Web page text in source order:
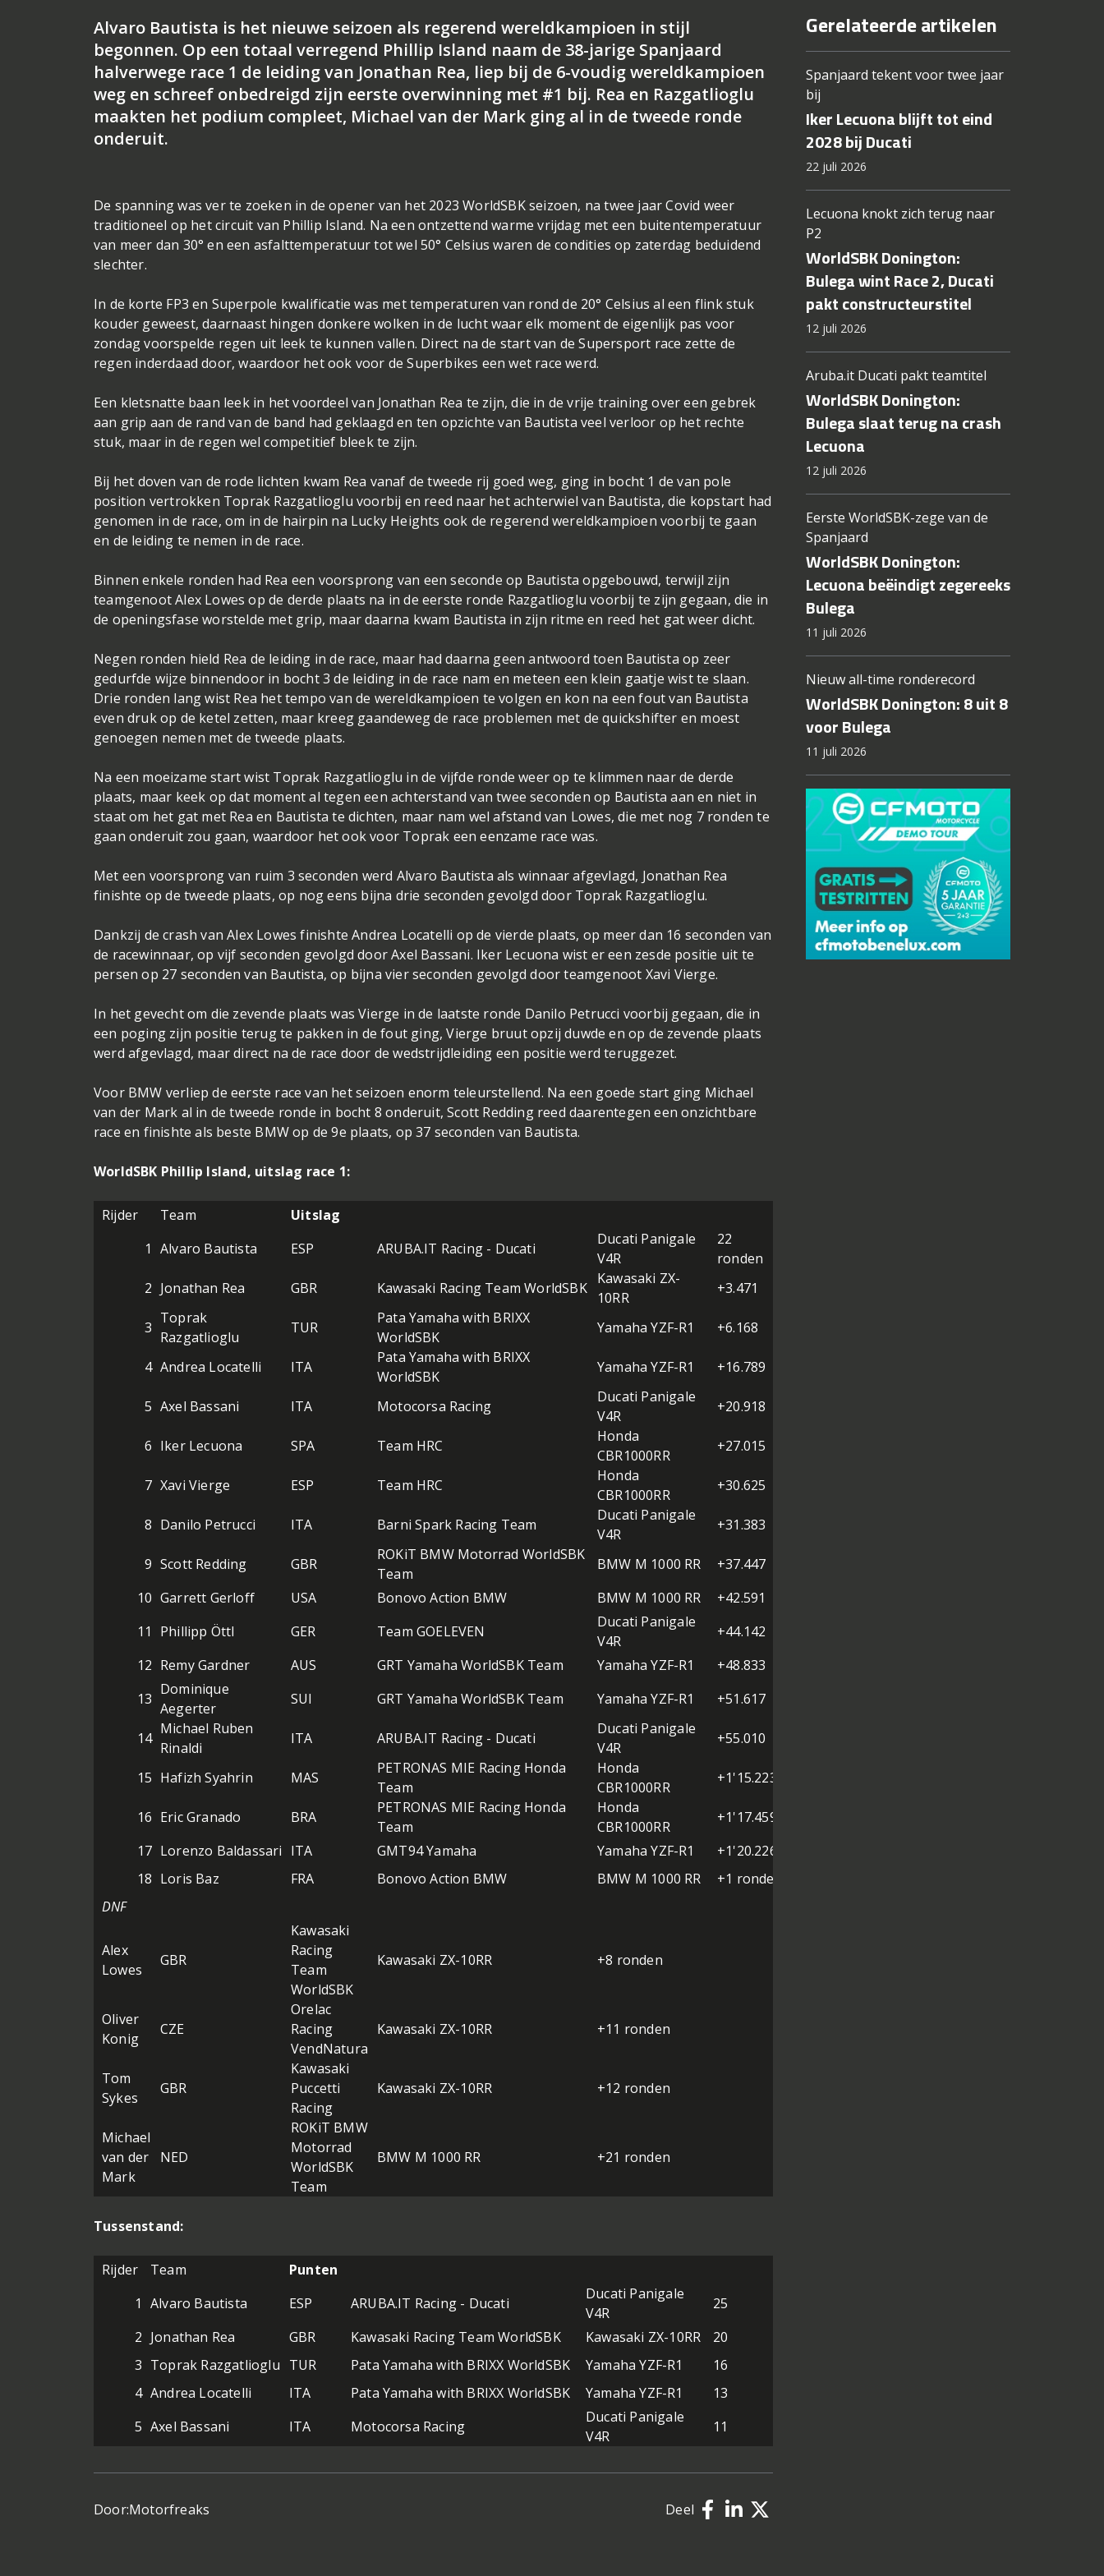
Alvaro Bautista is het nieuwe seizoen als regerend wereldkampioen in stijl
begonnen. Op een totaal verregend Phillip Island naam de 38-jarige Spanjaard
halverwege race 1 de leiding van Jonathan Rea, liep bij de 6-voudig wereldkampioen
weg en schreef onbedreigd zijn eerste overwinning met #1 bij. Rea en Razgatlioglu
maakten het podium compleet, Michael van der Mark ging al in de tweede ronde
onderuit.
De spanning was ver te zoeken in de opener van het 2023 WorldSBK seizoen, na twee jaar Covid weer
traditioneel op het circuit van Phillip Island. Na een ontzettend warme vrijdag met een buitentemperatuur
van meer dan 30° en een asfalttemperatuur tot wel 50° Celsius waren de condities op zaterdag beduidend
slechter.
In de korte FP3 en Superpole kwalificatie was met temperaturen van rond de 20° Celsius al een flink stuk
kouder geweest, daarnaast hingen donkere wolken in de lucht waar elk moment de eigenlijk pas voor
zondag voorspelde regen uit leek te kunnen vallen. Direct na de start van de Supersport race zette de
regen inderdaad door, waardoor het ook voor de Superbikes een wet race werd.
Een kletsnatte baan leek in het voordeel van Jonathan Rea te zijn, die in de vrije training over een gebrek
aan grip aan de rand van de band had geklaagd en ten opzichte van Bautista veel verloor op het rechte
stuk, maar in de regen wel competitief bleek te zijn.
Bij het doven van de rode lichten kwam Rea vanaf de tweede rij goed weg, ging in bocht 1 de van pole
position vertrokken Toprak Razgatlioglu voorbij en reed naar het achterwiel van Bautista, die kopstart had
genomen in de race, om in de hairpin na Lucky Heights ook de regerend wereldkampioen voorbij te gaan
en de leiding te nemen in de race.
Binnen enkele ronden had Rea een voorsprong van een seconde op Bautista opgebouwd, terwijl zijn
teamgenoot Alex Lowes op de derde plaats na in de eerste ronde Razgatlioglu voorbij te zijn gegaan, die in
de openingsfase worstelde met grip, maar daarna kwam Bautista in zijn ritme en reed het gat weer dicht.
Negen ronden hield Rea de leiding in de race, maar had daarna geen antwoord toen Bautista op zeer
gedurfde wijze binnendoor in bocht 3 de leiding in de race nam en meteen een klein gaatje wist te slaan.
Drie ronden lang wist Rea het tempo van de wereldkampioen te volgen en kon na een fout van Bautista
even druk op de ketel zetten, maar kreeg gaandeweg de race problemen met de quickshifter en moest
genoegen nemen met de tweede plaats.
Na een moeizame start wist Toprak Razgatlioglu in de vijfde ronde weer op te klimmen naar de derde
plaats, maar keek op dat moment al tegen een achterstand van twee seconden op Bautista aan en niet in
staat om het gat met Rea en Bautista te dichten, maar nam wel afstand van Lowes, die met nog 7 ronden te
gaan onderuit zou gaan, waardoor het ook voor Toprak een eenzame race was.
Met een voorsprong van ruim 3 seconden werd Alvaro Bautista als winnaar afgevlagd, Jonathan Rea
finishte op de tweede plaats, op nog eens bijna drie seconden gevolgd door Toprak Razgatlioglu.
Dankzij de crash van Alex Lowes finishte Andrea Locatelli op de vierde plaats, op meer dan 16 seconden van
de racewinnaar, op vijf seconden gevolgd door Axel Bassani. Iker Lecuona wist er een zesde positie uit te
persen op 27 seconden van Bautista, op bijna vier seconden gevolgd door teamgenoot Xavi Vierge.
In het gevecht om die zevende plaats was Vierge in de laatste ronde Danilo Petrucci voorbij gegaan, die in
een poging zijn positie terug te pakken in de fout ging, Vierge bruut opzij duwde en op de zevende plaats
werd afgevlagd, maar direct na de race door de wedstrijdleiding een positie werd teruggezet.
Voor BMW verliep de eerste race van het seizoen enorm teleurstellend. Na een goede start ging Michael
van der Mark al in de tweede ronde in bocht 8 onderuit, Scott Redding reed daarentegen een onzichtbare
race en finishte als beste BMW op de 9e plaats, op 37 seconden van Bautista.
WorldSBK Phillip Island, uitslag race 1:
Rijder Team
Uitslag
1 Alvaro Bautista ESP ARUBA.IT Racing - Ducati
Ducati Panigale
V4R
22
ronden
2 Jonathan Rea GBR Kawasaki Racing Team WorldSBK
Kawasaki ZX-
10RR
+3.471
3
Toprak
Razgatlioglu
TUR
Pata Yamaha with BRIXX
WorldSBK
Yamaha YZF-R1 +6.168
4 Andrea Locatelli ITA
Pata Yamaha with BRIXX
WorldSBK
Yamaha YZF-R1 +16.789
5 Axel Bassani ITA Motocorsa Racing
Ducati Panigale
V4R
+20.918
6 Iker Lecuona SPA Team HRC
Honda
CBR1000RR
+27.015
7 Xavi Vierge ESP Team HRC
Honda
CBR1000RR
+30.625
8 Danilo Petrucci ITA Barni Spark Racing Team
Ducati Panigale
V4R
+31.383
9 Scott Redding GBR
ROKiT BMW Motorrad WorldSBK
Team
BMW M 1000 RR
+37.447
10 Garrett Gerloff USA Bonovo Action BMW BMW M 1000 RR
+42.591
11
Phillipp Öttl GER Team GOELEVEN
Ducati Panigale
V4R
+44.142
12 Remy Gardner AUS GRT Yamaha WorldSBK Team Yamaha YZF-R1
+48.833
13
Dominique
Aegerter
SUI GRT Yamaha WorldSBK Team Yamaha YZF-R1 +51.617
14
Michael Ruben
Rinaldi
ITA ARUBA.IT Racing - Ducati
Ducati Panigale
V4R
+55.010
15 Hafizh Syahrin MAS
PETRONAS MIE Racing Honda
Team
Honda
CBR1000RR
+1'15.223
16 Eric Granado BRA
PETRONAS MIE Racing Honda
Team
Honda
CBR1000RR
+1'17.459
17 Lorenzo Baldassari ITA GMT94 Yamaha Yamaha YZF-R1
+1'20.226
18 Loris Baz FRA Bonovo Action BMW BMW M 1000 RR
+1 ronde
DNF
Alex
Lowes
GBR
Kawasaki
Racing
Team
WorldSBK
Kawasaki ZX-10RR +8 ronden
Oliver
Konig
CZE
Orelac
Racing
VendNatura
Kawasaki ZX-10RR +11 ronden
Tom
Sykes
GBR
Kawasaki
Puccetti
Racing
Kawasaki ZX-10RR +12 ronden
Michael
van der
Mark
NED
ROKiT BMW
Motorrad
WorldSBK
Team
BMW M 1000 RR +21 ronden
Tussenstand:
Rijder Team
Punten
1 Alvaro Bautista ESP ARUBA.IT Racing - Ducati
Ducati Panigale
V4R
25
2 Jonathan Rea GBR Kawasaki Racing Team WorldSBK Kawasaki ZX-10RR
20
3 Toprak Razgatlioglu TUR Pata Yamaha with BRIXX WorldSBK Yamaha YZF-R1
16
4 Andrea Locatelli ITA Pata Yamaha with BRIXX WorldSBK Yamaha YZF-R1
13
5 Axel Bassani ITA Motocorsa Racing
Ducati Panigale
V4R
11
Door:Motorfreaks Deel
Gerelateerde artikelen
Spanjaard tekent voor twee jaar
bij
Iker Lecuona blijft tot eind
2028 bij Ducati
22 juli 2026
Lecuona knokt zich terug naar
P2
WorldSBK Donington:
Bulega wint Race 2, Ducati
pakt constructeurstitel
12 juli 2026
Aruba.it Ducati pakt teamtitel
WorldSBK Donington:
Bulega slaat terug na crash
Lecuona
12 juli 2026
Eerste WorldSBK-zege van de
Spanjaard
WorldSBK Donington:
Lecuona beëindigt zegereeks
Bulega
11 juli 2026
Nieuw all-time ronderecord
WorldSBK Donington: 8 uit 8
voor Bulega
11 juli 2026